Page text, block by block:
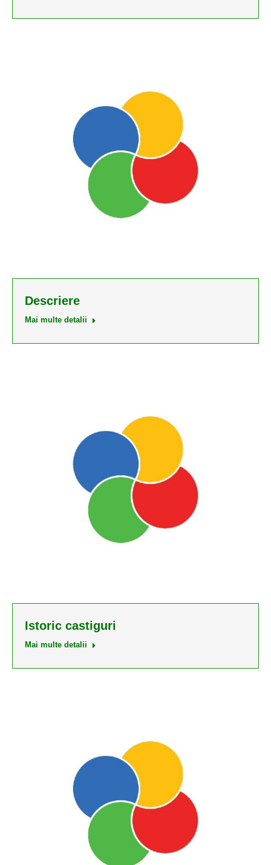
Descriere
Mai multe detalii
Istoric castiguri
Mai multe detalii